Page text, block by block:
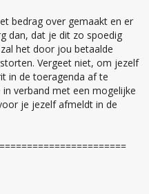
bedrag over gemaakt en er
dan, dat je dit zo spoedig
het door jou betaalde
Vergeet niet, om jezelf
in de toeragenda af te
verband met een mogelijke
je jezelf afmeldt in de